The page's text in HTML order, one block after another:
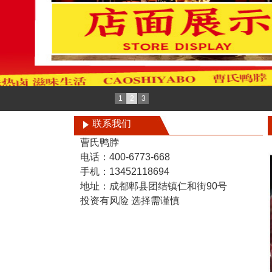
1 2 3
联系我们
曹氏鸭脖
电话：400-6773-668
手机：13452118694
地址：成都郫县团结镇仁和街90号
投资有风险 选择需谨慎